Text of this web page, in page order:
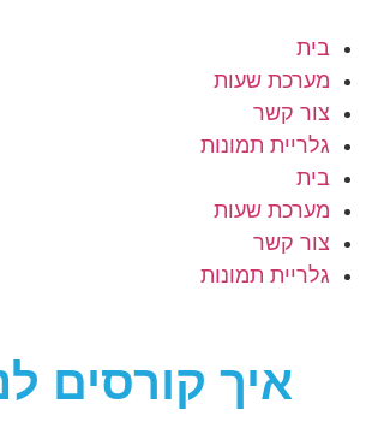
בית
מערכת שעות
צור קשר
גלריית תמונות
בית
מערכת שעות
צור קשר
גלריית תמונות
איך קורסים